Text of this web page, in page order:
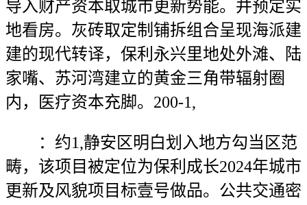
导入财产资本取城市更新势能。并预定实
地看房。灰砖取定制铺拆组合呈现海派建
建的现代转译，保利永兴里地处外滩、陆
家嘴、苏河湾建立的黄金三角带辐射圈
内，医疗资本充脚。200-1,
：约1,静安区明白划入地方勾当区范
畴，该项目被定位为保利成长2024年城市
更新及风貌项目标壹号做品。公共交通密